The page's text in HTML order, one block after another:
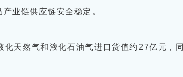
业链供应链安全稳定。
天然气和液化石油气进口货值约27亿元，同